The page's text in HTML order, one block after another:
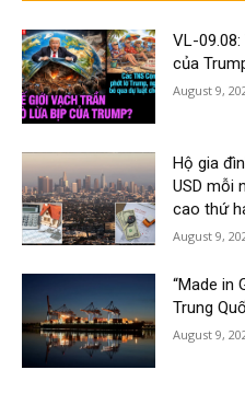
VL-
của
August 9,
Hộ gia
USD mỗi
cao thứ
August 9,
“Made in
Trung
August 9,